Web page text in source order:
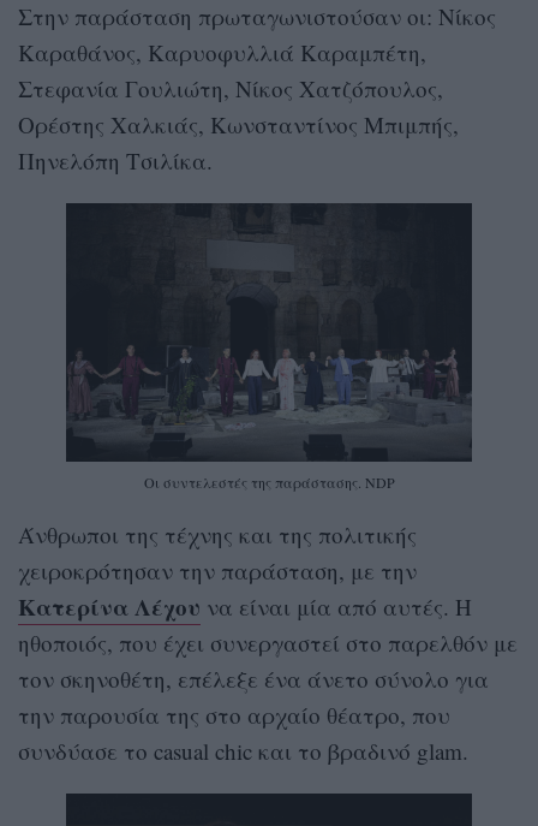
Στην παράσταση πρωταγωνιστούσαν οι: Νίκος
Καραθάνος, Καρυοφυλλιά Καραμπέτη,
Στεφανία Γουλιώτη, Νίκος Χατζόπουλος,
Ορέστης Χαλκιάς, Κωνσταντίνος Μπιμπής,
Πηνελόπη Τσιλίκα.
Οι συντελεστές της παράστασης. NDP
Άνθρωποι της τέχνης και της πολιτικής
χειροκρότησαν την παράσταση, με την
Κατερίνα Λέχου να είναι μία από αυτές. Η
ηθοποιός, που έχει συνεργαστεί στο παρελθόν με
τον σκηνοθέτη, επέλεξε ένα άνετο σύνολο για
την παρουσία της στο αρχαίο θέατρο, που
συνδύασε το casual chic και το βραδινό glam.